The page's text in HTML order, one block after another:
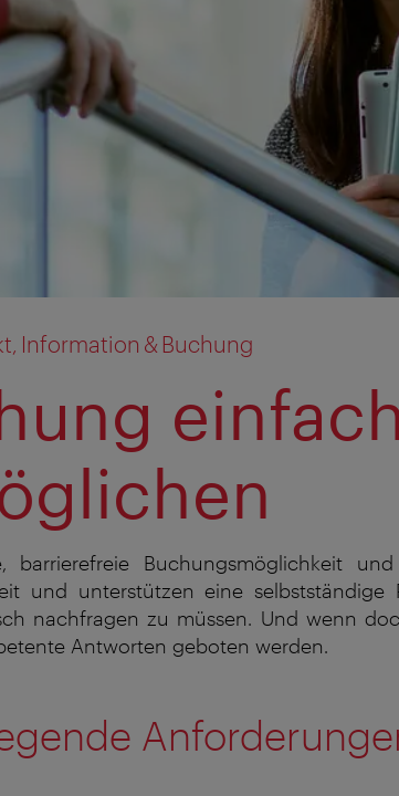
Information & Buchung
barrierefreie Buchungsmöglichkeit
und unterstützen eine selbstständige
nachfragen zu müssen. Und wenn
Antworten geboten werden.